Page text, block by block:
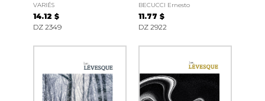
VARIÉS
14.12 $
DZ 2349
BECUCCI Ernesto
11.77 $
DZ 2922